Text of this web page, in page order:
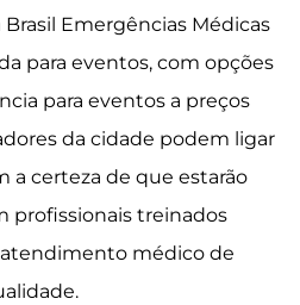
Emergências Médicas
para eventos, com opções
para eventos a preços
da cidade podem ligar
a certeza de que estarão
profissionais treinados
médico de